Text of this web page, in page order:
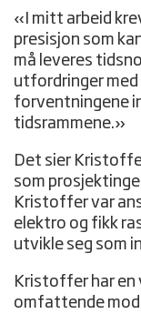
«I mitt arbeid
presisjon som
må leveres
utfordringer
forventningene
tidsrammene.»
Det sier
som
Kristoffer var
elektro og fikk
utvikle seg som
Kristoffer har en
omfattende